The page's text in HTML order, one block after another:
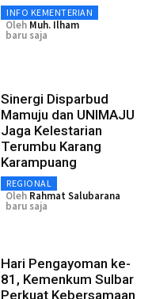
INFO KEMENTERIAN
Oleh Muh. Ilham
baru saja
Sinergi Disparbud
Mamuju dan UNIMAJU
Jaga Kelestarian
Terumbu Karang
Karampuang
REGIONAL
Oleh Rahmat Salubarana
baru saja
Hari Pengayoman ke-
81, Kemenkum Sulbar
Perkuat Kebersamaan